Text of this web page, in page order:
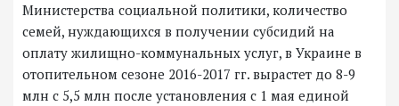
Министерства социальной политики, количество
семей, нуждающихся в получении субсидий на
оплату жилищно-коммунальных услуг, в Украине в
отопительном сезоне 2016-2017 гг. вырастет до 8-9
млн с 5,5 млн после установления с 1 мая единой